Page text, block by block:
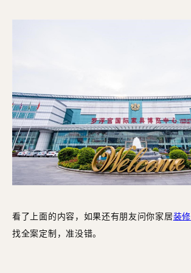
看了上面的内容，如果还有朋友问你家居装修
找全案定制，准没错。